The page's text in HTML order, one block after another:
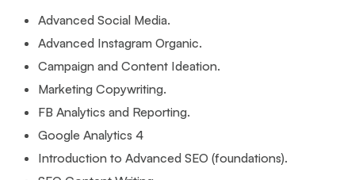
Advanced Social Media.
Advanced Instagram Organic.
Campaign and Content Ideation.
Marketing Copywriting.
FB Analytics and Reporting.
Google Analytics 4
Introduction to Advanced SEO (foundations).